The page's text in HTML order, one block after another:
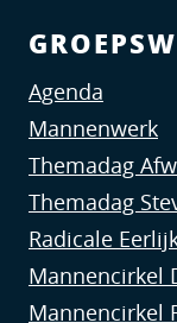
Agenda
Mannenwerk
Themadag
Themadag
Radicale
Mannencirkel
Mannencirkel